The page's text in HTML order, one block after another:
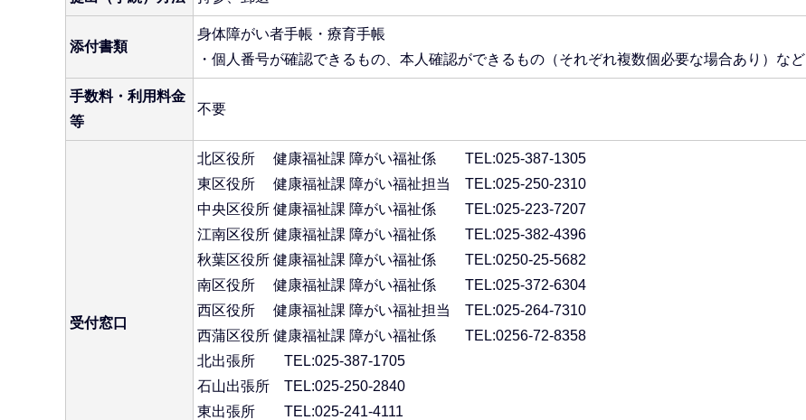
添付書類
身体障がい者手帳・療育手帳
・個人番号が確認できるもの、本人確認ができるもの（それぞれ複数個必要な場合あり）など
手数料・利用料金
等
不要
受付窓口
北区役所 健康福祉課 障がい福祉係 TEL:025-387-1305
東区役所 健康福祉課 障がい福祉担当 TEL:025-250-2310
中央区役所 健康福祉課 障がい福祉係 TEL:025-223-7207
江南区役所 健康福祉課 障がい福祉係 TEL:025-382-4396
秋葉区役所 健康福祉課 障がい福祉係 TEL:0250-25-5682
南区役所 健康福祉課 障がい福祉係 TEL:025-372-6304
西区役所 健康福祉課 障がい福祉担当 TEL:025-264-7310
西蒲区役所 健康福祉課 障がい福祉係 TEL:0256-72-8358
北出張所 TEL:025-387-1705
石山出張所 TEL:025-250-2840
東出張所 TEL:025-241-4111